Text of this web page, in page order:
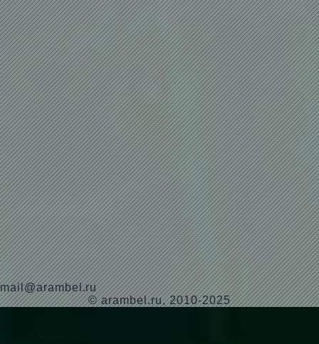
mail@arambel.ru
© arambel.ru, 2010-2025